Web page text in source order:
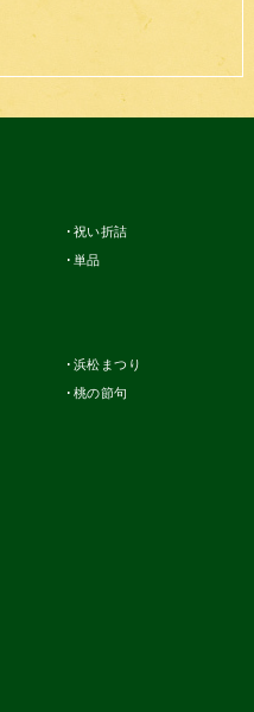
祝い折詰
単品
浜松まつり
桃の節句